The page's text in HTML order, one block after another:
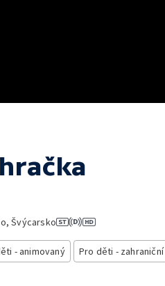
Švýcarsko
- animovaný Pro děti - zahraniční